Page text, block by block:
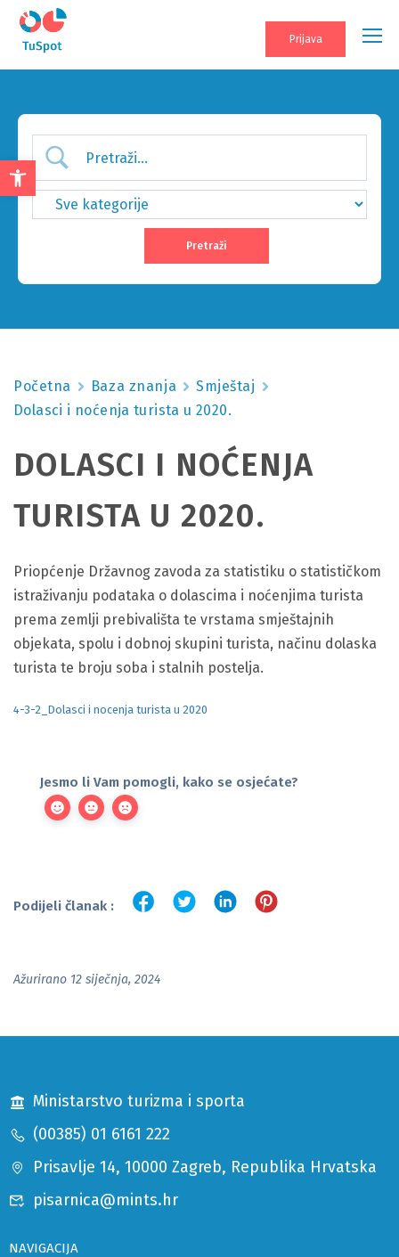
Open
toolbar
Prijava
Početna Baza znanja
Smještaj
Dolasci i noćenja turista u 2020.
DOLASCI I NOĆENJA
TURISTA U 2020.
Priopćenje Državnog zavoda za statistiku o statističkom
istraživanju podataka o dolascima i noćenjima turista
prema zemlji prebivališta te vrstama smještajnih
objekata, spolu i dobnoj skupini turista, načinu dolaska
turista te broju soba i stalnih postelja.
4-3-2_Dolasci i nocenja turista u 2020
Jesmo li Vam pomogli, kako se osjećate?
Podijeli članak :
Ažurirano 12 siječnja, 2024
Ministarstvo turizma i sporta
(00385) 01 6161 222
Prisavlje 14, 10000 Zagreb, Republika Hrvatska
pisarnica@mints.hr
NAVIGACIJA